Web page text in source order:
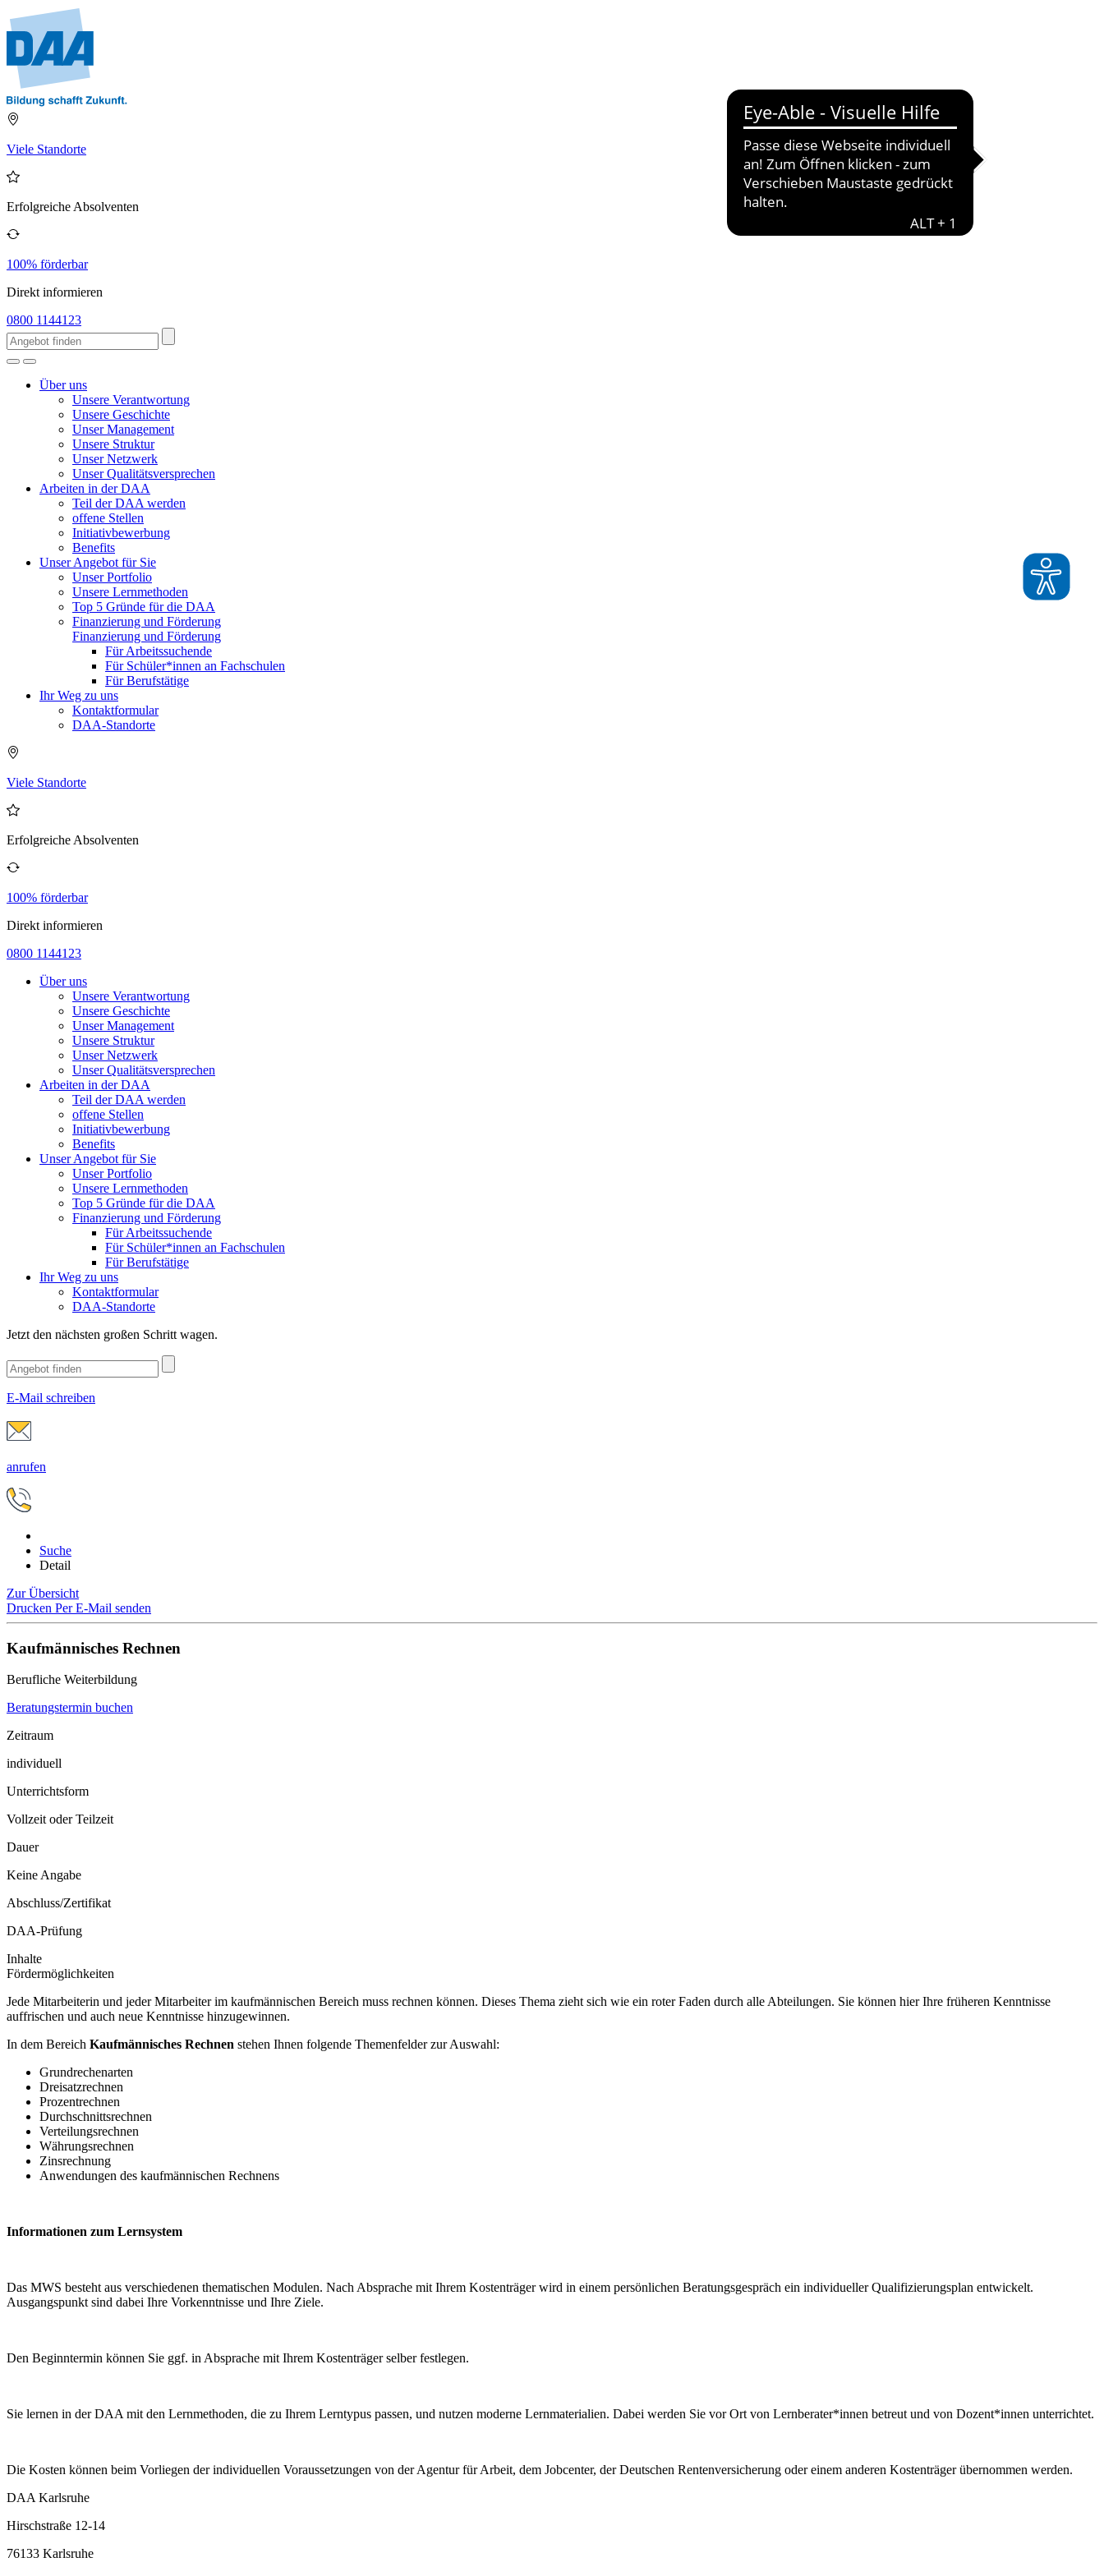
Viele Standorte
Erfolgreiche Absolventen
100% förderbar
Direkt informieren
0800 1144123
Über uns
Unsere Verantwortung
Unsere Geschichte
Unser Management
Unsere Struktur
Unser Netzwerk
Unser Qualitätsversprechen
Arbeiten in der DAA
Teil der DAA werden
offene Stellen
Initiativbewerbung
Benefits
Unser Angebot für Sie
Unser Portfolio
Unsere Lernmethoden
Top 5 Gründe für die DAA
Finanzierung und Förderung
Finanzierung und Förderung
Für Arbeitssuchende
Für Schüler*innen an Fachschulen
Für Berufstätige
Ihr Weg zu uns
Kontaktformular
DAA-Standorte
Viele Standorte
Erfolgreiche Absolventen
100% förderbar
Direkt informieren
0800 1144123
Über uns
Unsere Verantwortung
Unsere Geschichte
Unser Management
Unsere Struktur
Unser Netzwerk
Unser Qualitätsversprechen
Arbeiten in der DAA
Teil der DAA werden
offene Stellen
Initiativbewerbung
Benefits
Unser Angebot für Sie
Unser Portfolio
Unsere Lernmethoden
Top 5 Gründe für die DAA
Finanzierung und Förderung
Für Arbeitssuchende
Für Schüler*innen an Fachschulen
Für Berufstätige
Ihr Weg zu uns
Kontaktformular
DAA-Standorte
Jetzt den nächsten großen Schritt wagen.
E-Mail schreiben
anrufen
Suche
Detail
Zur Übersicht
Drucken Per E-Mail senden
Kaufmännisches Rechnen
Berufliche Weiterbildung
Beratungstermin buchen
Zeitraum
individuell
Unterrichtsform
Vollzeit oder Teilzeit
Dauer
Keine Angabe
Abschluss/Zertifikat
DAA-Prüfung
Inhalte
Fördermöglichkeiten
Jede Mitarbeiterin und jeder Mitarbeiter im kaufmännischen Bereich muss rechnen können. Dieses Thema zieht sich wie ein roter Faden durch alle Abteilungen. Sie können hier Ihre früheren Kenntnisse
auffrischen und auch neue Kenntnisse hinzugewinnen.
In dem Bereich Kaufmännisches Rechnen stehen Ihnen folgende Themenfelder zur Auswahl:
Grundrechenarten
Dreisatzrechnen
Prozentrechnen
Durchschnittsrechnen
Verteilungsrechnen
Währungsrechnen
Zinsrechnung
Anwendungen des kaufmännischen Rechnens
Informationen zum Lernsystem
Das MWS besteht aus verschiedenen thematischen Modulen. Nach Absprache mit Ihrem Kostenträger wird in einem persönlichen Beratungsgespräch ein individueller Qualifizierungsplan entwickelt.
Ausgangspunkt sind dabei Ihre Vorkenntnisse und Ihre Ziele.
Den Beginntermin können Sie ggf. in Absprache mit Ihrem Kostenträger selber festlegen.
Sie lernen in der DAA mit den Lernmethoden, die zu Ihrem Lerntypus passen, und nutzen moderne Lernmaterialien. Dabei werden Sie vor Ort von Lernberater*innen betreut und von Dozent*innen unterrichtet.
Die Kosten können beim Vorliegen der individuellen Voraussetzungen von der Agentur für Arbeit, dem Jobcenter, der Deutschen Rentenversicherung oder einem anderen Kostenträger übernommen werden.
DAA Karlsruhe
Hirschstraße 12-14
76133 Karlsruhe